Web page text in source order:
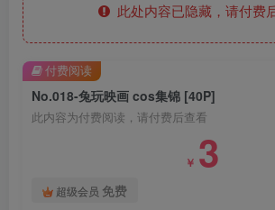
此处内容已隐藏，请付费
No.018-兔玩映画 cos集锦 [40P]
此内容为付费阅读，请付费后查看
￥ 3
超级会员 免费
付费阅读